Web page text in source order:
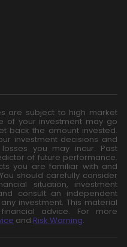
are subject to high market
of your investment may go
back the amount invested.
investment decisions and
you may incur. Past
of future performance.
you are familiar with and
should carefully consider
situation, investment
consult an independent
investment. This material
advice. For more
and Risk Warning.